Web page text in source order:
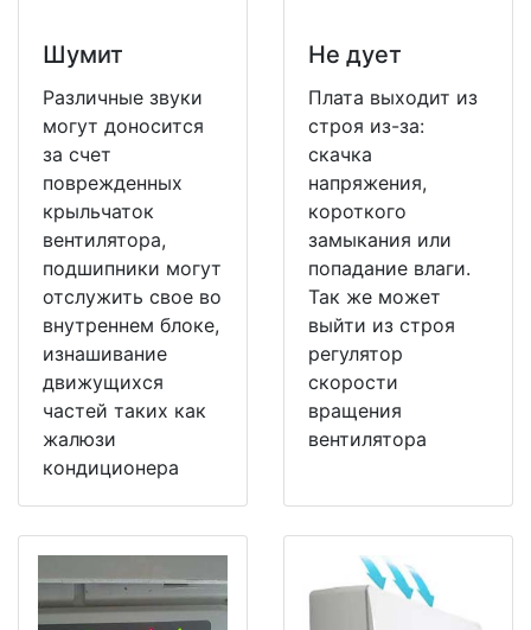
Шумит
Различные звуки
могут доносится
за счет
поврежденных
крыльчаток
вентилятора,
подшипники могут
отслужить свое во
внутреннем блоке,
изнашивание
движущихся
частей таких как
жалюзи
кондиционера
Не дует
Плата выходит из
строя из-за:
скачка
напряжения,
короткого
замыкания или
попадание влаги.
Так же может
выйти из строя
регулятор
скорости
вращения
вентилятора